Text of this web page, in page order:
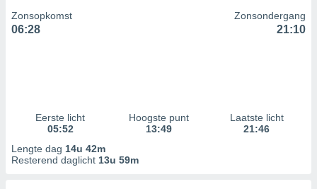
Zonsopkomst
06:28
Zonsondergang
21:10
Eerste licht
05:52
Hoogste punt
13:49
Laatste licht
21:46
Lengte dag 14u 42m
Resterend daglicht 13u 59m